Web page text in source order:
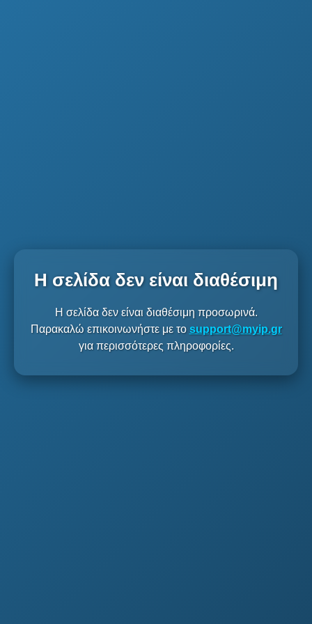
Η σελίδα δεν είναι διαθέσιμη
Η σελίδα δεν είναι διαθέσιμη προσωρινά.
Παρακαλώ επικοινωνήστε με το support@myip.gr
για περισσότερες πληροφορίες.